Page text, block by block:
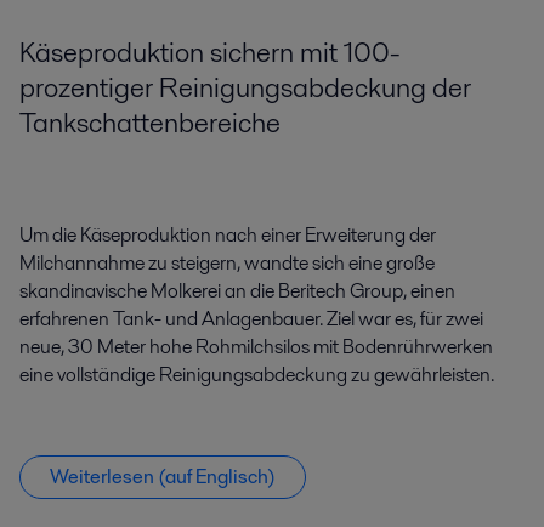
Käseproduktion sichern mit 100-
prozentiger Reinigungsabdeckung der
Tankschattenbereiche
Um die Käseproduktion nach einer Erweiterung der
Milchannahme zu steigern, wandte sich eine große
skandinavische Molkerei an die Beritech Group, einen
erfahrenen Tank- und Anlagenbauer. Ziel war es, für zwei
neue, 30 Meter hohe Rohmilchsilos mit Bodenrührwerken
eine vollständige Reinigungsabdeckung zu gewährleisten.
Weiterlesen (auf Englisch)